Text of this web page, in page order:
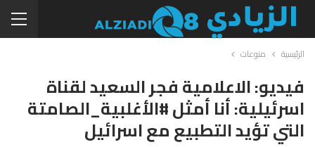
الرئيسية منوعات
فيديو: الاعلامية فجر السعيد لقناة
اسرئيلية: أنا أمثل #الأغلبية_الصامتة
التي تؤيد التطبيع مع اسرائيل